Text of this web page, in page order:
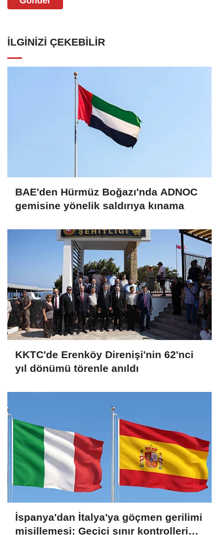
İLGINIZI ÇEKEBILIR
BAE'den Hürmüz Boğazı'nda ADNOC
gemisine yönelik saldırıya kınama
KKTC'de Erenköy Direnişi'nin 62'nci
yıl dönümü törenle anıldı
İspanya'dan İtalya'ya göçmen gerilimi
misillemesi: Geçici sınır kontrolleri